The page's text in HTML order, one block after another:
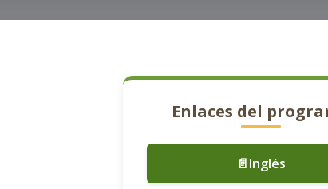
Enlaces del
📄Inglés